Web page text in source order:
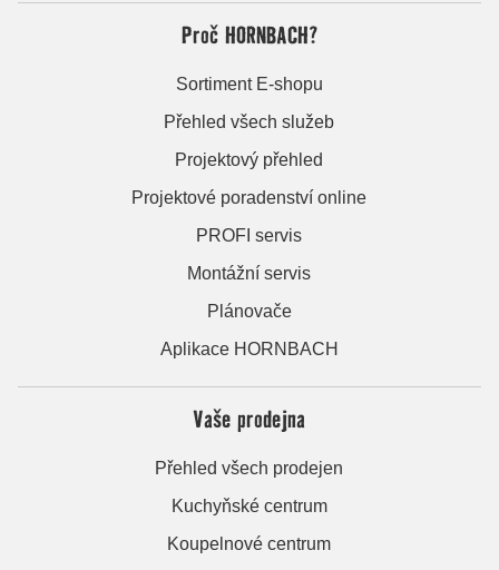
Proč HORNBACH?
Sortiment E-shopu
Přehled všech služeb
Projektový přehled
Projektové poradenství online
PROFI servis
Montážní servis
Plánovače
Aplikace HORNBACH
Vaše prodejna
Přehled všech prodejen
Kuchyňské centrum
Koupelnové centrum